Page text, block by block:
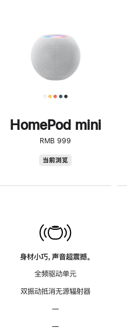
HomePod mini
RMB 999
当前浏览
身材小巧，声音超震撼。
全频驱动单元
双振动抵消无源辐射器
—
—